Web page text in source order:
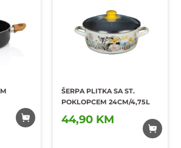
ŠERPA PLITKA SA ST.
POKLOPCEM 24CM/4,75L
44,90 KM
Dodaj u